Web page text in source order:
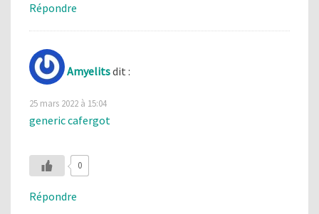
Répondre
Amyelitsdit :
25 mars 2022 à 15:04
generic cafergot
0
Répondre